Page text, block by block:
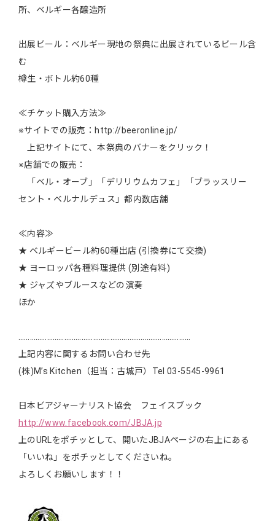
所、ベルギー各醸造所
出展ビール：ベルギー現地の祭典に出展されているビール含
む
樽生・ボトル約60種
≪チケット購入方法≫
※サイトでの販売：http://beeronline.jp/
上記サイトにて、本祭典のバナーをクリック！
※店舗での販売：
「ベル・オーブ」「デリリウムカフェ」「ブラッスリー
セント・ベルナルデュス」都内数店舗
≪内容≫
★ ベルギービール約60種出店 (引換券にて交換)
★ ヨーロッパ各種料理提供 (別途有料)
★ ジャズやブルースなどの演奏
ほか
上記内容に関するお問い合わせ先
(株)M’s Kitchen（担当：古城戸）Tel 03-5545-9961
日本ビアジャーナリスト協会 フェイスブック
http://www.facebook.com/JBJA.jp
上のURLをポチッとして、開いたJBJAページの右上にある
「いいね」をポチッとしてくださいね。
よろしくお願いします！！